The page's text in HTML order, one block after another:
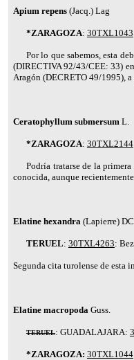
Apium repens (Jacq.) Lag
*ZARAGOZA: 30TXL1043
Por lo que sabemos, esta
(DIRECTIVA 92/43/CEE: 33)
Aragón (DECRETO 49/1995), a
Ceratophyllum submersum L.
*ZARAGOZA: 30TXL2144
Podría tratarse de la
conocida, aunque
Elatine hexandra (Lapierre)
TERUEL: 30TXL4263:
Segunda cita turolense de esta
Elatine macropoda Guss.
TERUEL: GUADALAJARA:
*ZARAGOZA: 30TXL1044